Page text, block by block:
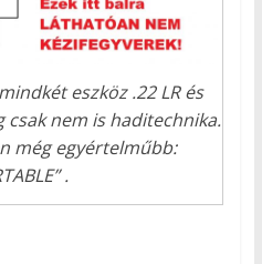
eszköz .22 LR és
nem is haditechnika.
még egyértelműbb:
.